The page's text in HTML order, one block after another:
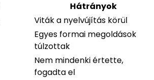
Hátrányok
Viták a nyelvújítás körül
Egyes formai megoldások
túlzottak
Nem mindenki értette,
fogadta el